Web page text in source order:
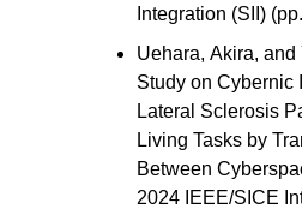
Integration (SII)
Uehara, Akira,
Study on Cybernic
Lateral Sclerosis
Living Tasks by
Between
2024 IEEE/SICE